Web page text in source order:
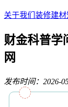
关于我们 装修建材
财金科普学
网
发布时间：2026-